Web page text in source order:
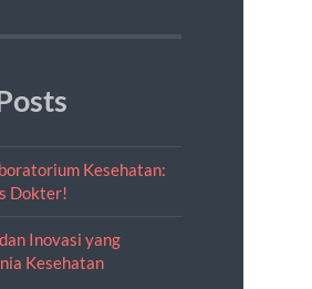
Kesehatan:
Dokter!
Inovasi yang
Kesehatan